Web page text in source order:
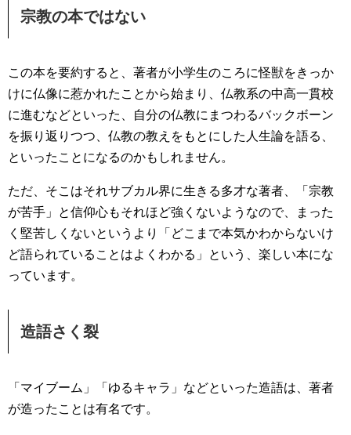
宗教の本ではない
この本を要約すると、著者が小学生のころに怪獣をきっか
けに仏像に惹かれたことから始まり、仏教系の中高一貫校
に進むなどといった、自分の仏教にまつわるバックボーン
を振り返りつつ、仏教の教えをもとにした人生論を語る、
といったことになるのかもしれません。
ただ、そこはそれサブカル界に生きる多才な著者、「宗教
が苦手」と信仰心もそれほど強くないようなので、まった
く堅苦しくないというより「どこまで本気かわからないけ
ど語られていることはよくわかる」という、楽しい本にな
っています。
造語さく裂
「マイブーム」「ゆるキャラ」などといった造語は、著者
が造ったことは有名です。